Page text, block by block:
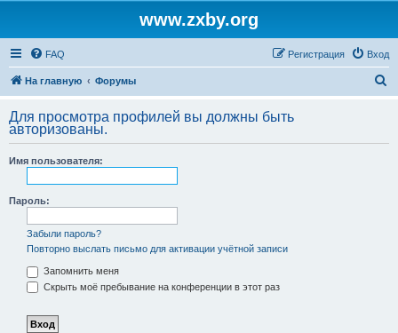
www.zxby.org
FAQ Вход
Регистрация
На главную Форумы
с
Для просмотра профилей вы должны быть
авторизованы.
Имя пользователя:
Пароль:
Забыли пароль?
Повторно выслать письмо для активации учётной записи
Запомнить меня
Скрыть моё пребывание на конференции в этот раз